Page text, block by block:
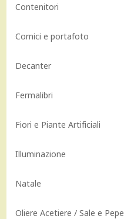
Contenitori
Cornici e portafoto
Decanter
Fermalibri
Fiori e Piante Artificiali
Illuminazione
Natale
Oliere Acetiere / Sale e Pepe